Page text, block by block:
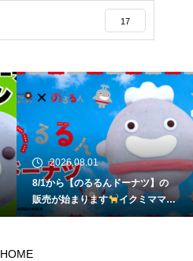
17
2026.08.01
8/1から【のるるんドーナツ】の
販売が始まります
イクミママの
どうぶつドーナツ
HOME